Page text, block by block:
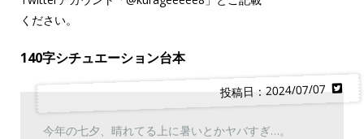
ください。
140字シチュエーション台本
投稿日：2024/07/07
今年の七夕、晴れてる上に暑いとかヤバすぎ…。